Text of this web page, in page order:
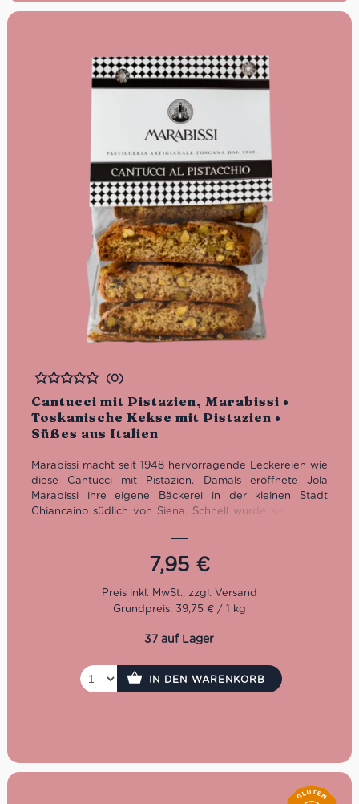
Cantucci mit Pistazien, Marabissi •
Toskanische Kekse mit Pistazien •
Süßes aus Italien
Bewertet
(0)
Marabissi macht seit 1948 hervorragende Leckereien wie
diese Cantucci mit Pistazien. Damals eröffnete Jola
Marabissi ihre eigene Bäckerei in der kleinen Stadt
Chiancaino südlich von Siena. Schnell wurde sie für ihre
Pistazien werden nur die besten Zutaten von
erfahrenden Konditorhänden verarbeitet.
7,95 €
Grundpreis: 39,75 € / 1 kg
37 auf Lager
IN DEN WARENKORB